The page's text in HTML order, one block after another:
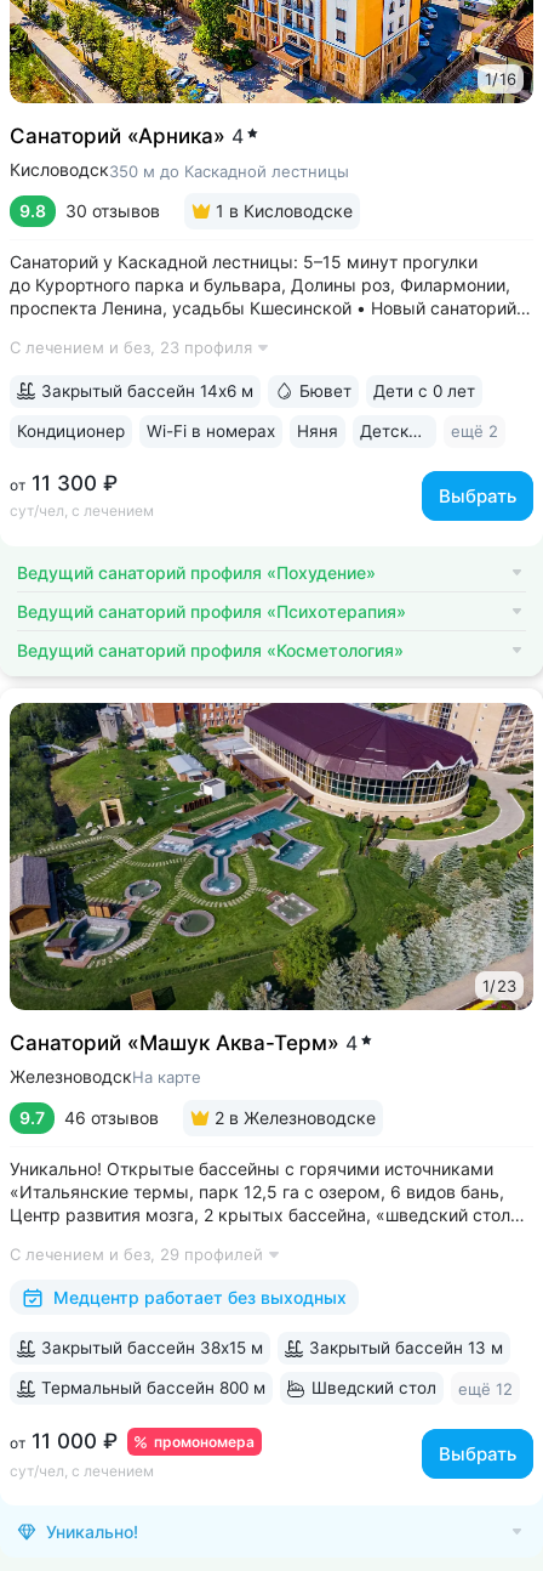
1/16
Санаторий «Арника» 4
Кисловодск350 м до Каскадной лестницы
9.8 30 отзывов 1 в Кисловодске
Санаторий у Каскадной лестницы: 5–15 минут прогулки
до Курортного парка и бульвара, Долины роз, Филармонии,
проспекта Ленина, усадьбы Кшесинской • Новый санаторий,
положительные. Многие гости отмечают, что санаторий
С лечением и без, 23 профиля
от 11 300 ₽
сут/чел, с лечением
Выбрать
Закрытый бассейн 14х6 м Бювет Дети с 0 лет
Кондиционер Wi-Fi в номерах Няня Детская комната ещё 2
Ведущий санаторий профиля «Похудение»
Ведущий санаторий профиля «Психотерапия»
Ведущий санаторий профиля «Косметология»
1/23
Санаторий «Машук Аква-Терм» 4
ЖелезноводскНа карте
9.7 46 отзывов 2 в Железноводске
Уникально! Открытые бассейны с горячими источниками
«Итальянские термы, парк 12,5 га с озером, 6 видов бань,
Центр развития мозга, 2 крытых бассейна, «шведский стол»
большой спа-комплекс, вода «Легенда Кавказа» •
Расположен в уединенном...
С лечением и без, 29 профилей
Медцентр работает без выходных
промономера
от 11 000 ₽
сут/чел, с лечением
Выбрать
Закрытый бассейн 38х15 м Закрытый бассейн 13 м
Термальный бассейн 800 м Шведский стол ещё 12
Уникально!